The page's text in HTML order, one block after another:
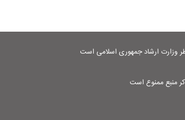
وزارت ارشاد جمهوری اسلامی است